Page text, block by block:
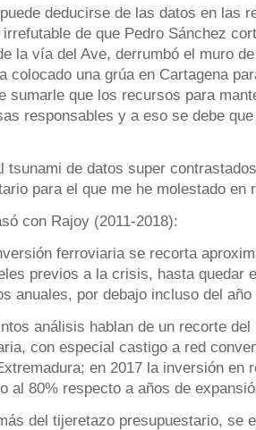
deducirse de las datos en las
irrefutable de que Pedro Sánchez
la vía del Ave, derrumbó el muro
colocado una grúa en Cartagena
sumarle que los recursos para
responsables y a eso se debe
tsunami de datos super
para el que me he molestado en
con Rajoy (2011‑2018):
ferroviaria se recorta
previos a la crisis, hasta quedar
anuales, por debajo incluso del año
análisis hablan de un recorte del
con especial castigo a red
en 2017 la inversión en
al 80% respecto a años de
del tijeretazo presupuestario, se